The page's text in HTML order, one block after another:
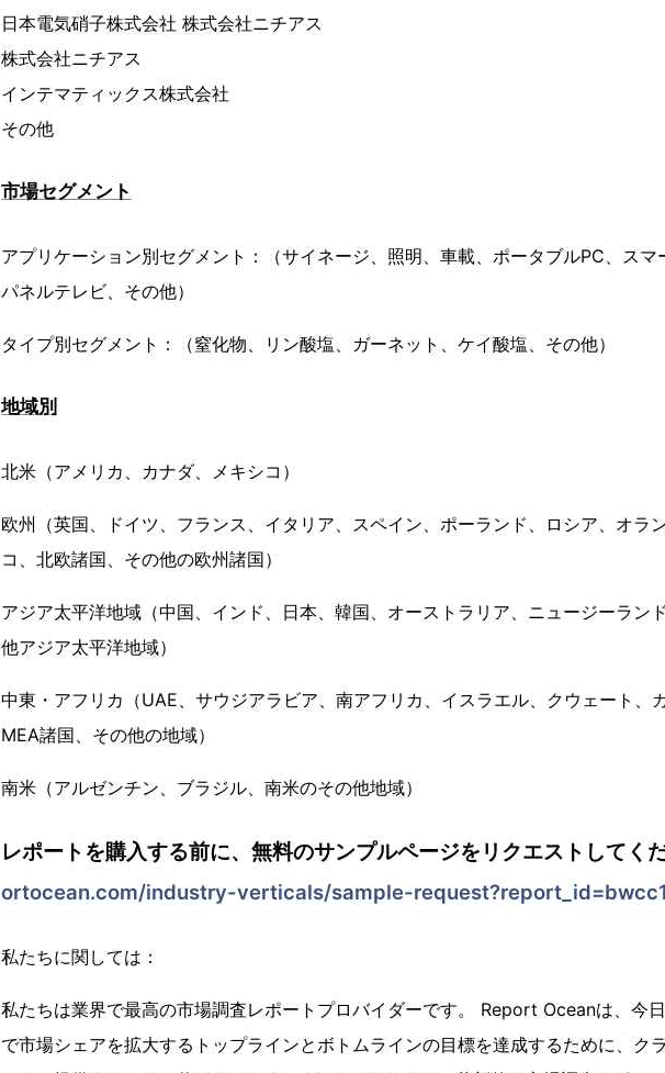
日本電気硝子株式会社 株式会社ニチアス
株式会社ニチアス
インテマティックス株式会社
その他
市場セグメント
アプリケーション別セグメント：（サイネージ、照明、車載、ポータブルPC、スマ
パネルテレビ、その他）
タイプ別セグメント：（窒化物、リン酸塩、ガーネット、ケイ酸塩、その他）
地域別
北米（アメリカ、カナダ、メキシコ）
欧州（英国、ドイツ、フランス、イタリア、スペイン、ポーランド、ロシア、オラ
コ、北欧諸国、その他の欧州諸国）
アジア太平洋地域（中国、インド、日本、韓国、オーストラリア、ニュージーラン
他アジア太平洋地域）
中東・アフリカ（UAE、サウジアラビア、南アフリカ、イスラエル、クウェート、
MEA諸国、その他の地域）
南米（アルゼンチン、ブラジル、南米のその他地域）
レポートを購入する前に、無料のサンプルページをリクエストしてく
ortocean.com/industry-verticals/sample-
私たちに関しては：
私たちは業界で最高の市場調査レポートプロバイダーです。 Report Oceanは、今
で市場シェアを拡大するトップラインとボトムラインの目標を達成するために、ク